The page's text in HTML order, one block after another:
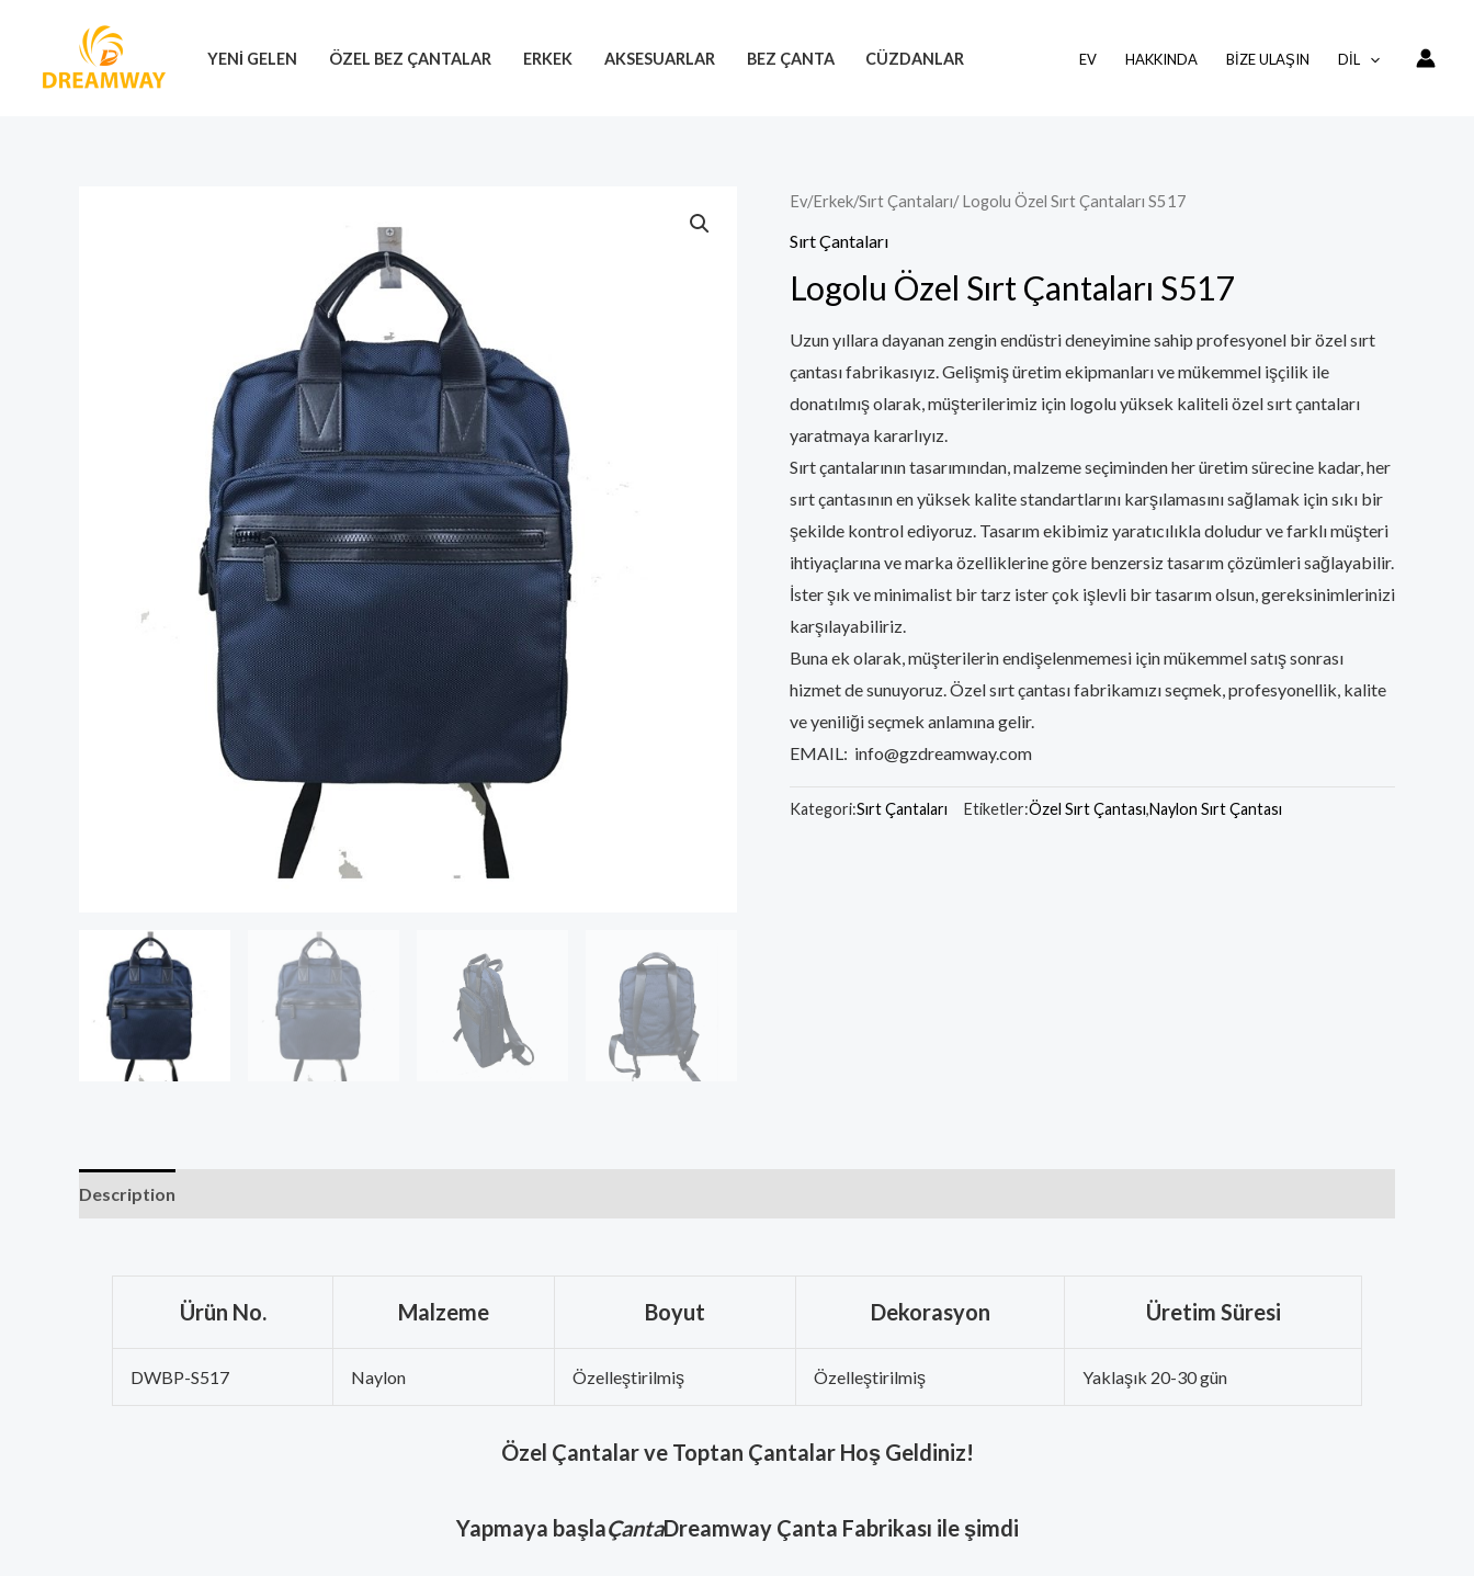
YENI GELEN ÖZEL BEZ ÇANTALAR ERKEK AKSESUARLAR BEZ ÇANTA CÜZDANLAR EV HAKKINDA BIZE ULAŞIN DIL
Ev/Erkek/Sırt Çantaları/ Logolu Özel Sırt Çantaları S517
Sırt Çantaları
Logolu Özel Sırt Çantaları S517
Uzun yıllara dayanan zengin endüstri deneyimine sahip profesyonel bir özel sırt
çantası fabrikasıyız. Gelişmiş üretim ekipmanları ve mükemmel işçilik ile
donatılmış olarak, müşterilerimiz için logolu yüksek kaliteli özel sırt çantaları
yaratmaya kararlıyız.
Sırt çantalarının tasarımından, malzeme seçiminden her üretim sürecine kadar, her
sırt çantasının en yüksek kalite standartlarını karşılamasını sağlamak için sıkı bir
şekilde kontrol ediyoruz. Tasarım ekibimiz yaratıcılıkla doludur ve farklı müşteri
ihtiyaçlarına ve marka özelliklerine göre benzersiz tasarım çözümleri sağlayabilir.
İster şık ve minimalist bir tarz ister çok işlevli bir tasarım olsun, gereksinimlerinizi
karşılayabiliriz.
Buna ek olarak, müşterilerin endişelenmemesi için mükemmel satış sonrası
hizmet de sunuyoruz. Özel sırt çantası fabrikamızı seçmek, profesyonellik, kalite
ve yeniliği seçmek anlamına gelir.
EMAIL: info@gzdreamway.com
Kategori:Sırt Çantaları Etiketler:Özel Sırt Çantası,Naylon Sırt Çantası
Description
Ürün No. Malzeme Boyut Dekorasyon Üretim Süresi
DWBP-S517 Naylon Özelleştirilmiş Özelleştirilmiş Yaklaşık 20-30 gün
Özel Çantalar ve Toptan Çantalar Hoş Geldiniz!
Yapmaya başlaÇantaDreamway Çanta Fabrikası ile şimdi